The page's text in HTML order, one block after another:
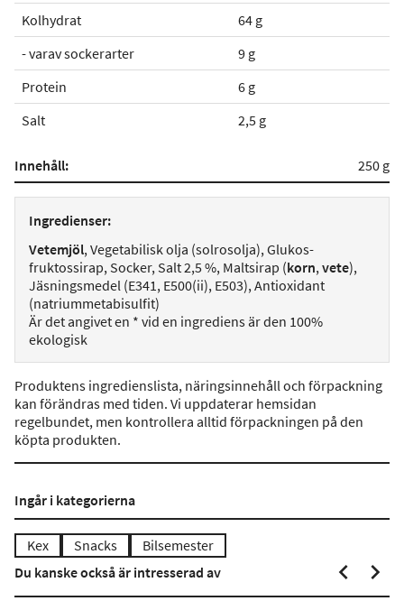
Kolhydrat
64 g
- varav sockerarter
9 g
Protein
6 g
Salt
2,5 g
Innehåll: 250 g
Ingredienser:
Vetemjöl, Vegetabilisk olja (solrosolja), Glukos-
fruktossirap, Socker, Salt 2,5 %, Maltsirap (korn,vete),
Jäsningsmedel (E341, E500(ii), E503), Antioxidant
(natriummetabisulfit)
Är det angivet en * vid en ingrediens är den 100%
ekologisk
Produktens ingredienslista, näringsinnehåll och förpackning
kan förändras med tiden. Vi uppdaterar hemsidan
regelbundet, men kontrollera alltid förpackningen på den
köpta produkten.
Ingår i kategorierna
Kex Snacks
Bilsemester
Du kanske också är intresserad av